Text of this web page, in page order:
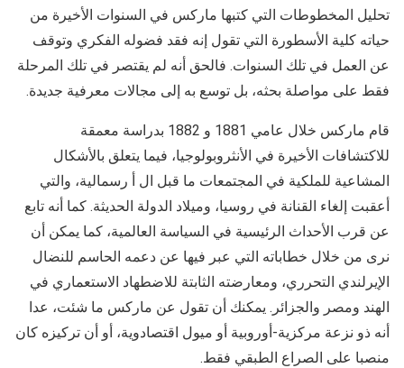
تحليل المخطوطات التي كتبها ماركس في السنوات الأخيرة من
حياته كلية الأسطورة التي تقول إنه فقد فضوله الفكري وتوقف
عن العمل في تلك السنوات. فالحق أنه لم يقتصر في تلك المرحلة
فقط على مواصلة بحثه، بل توسع به إلى مجالات معرفية جديدة.
قام ماركس خلال عامي 1881 و 1882 بدراسة معمقة
للاكتشافات الأخيرة في الأنثروبولوجيا، فيما يتعلق بالأشكال
المشاعية للملكية في المجتمعات ما قبل ال أ رسمالية، والتي
أعقبت إلغاء القنانة في روسيا، وميلاد الدولة الحديثة. كما أنه تابع
عن قرب الأحداث الرئيسية في السياسة العالمية، كما يمكن أن
نرى من خلال خطاباته التي عبر فيها عن دعمه الحاسم للنضال
الإيرلندي التحرري، ومعارضته الثابتة للاضطهاد الاستعماري في
الهند ومصر والجزائر. يمكنك أن تقول عن ماركس ما شئت، عدا
أنه ذو نزعة مركزية-أوروبية أو ميول اقتصادوية، أو أن تركيزه كان
منصبا على الصراع الطبقي فقط.